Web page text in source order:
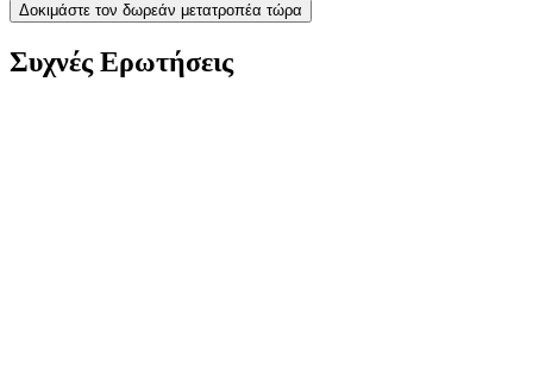
Δοκιμάστε τον δωρεάν μετατροπέα τώρα
Συχνές Ερωτήσεις